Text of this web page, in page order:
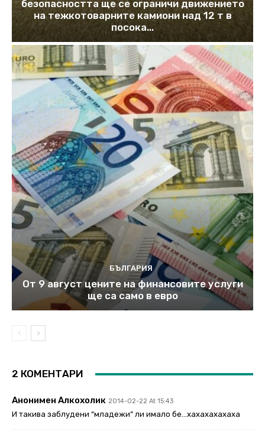
безопасността ще се ограничи движението
на тежкотоварните камиони над 12 т в
посока...
БЪЛГАРИЯ
От 9 август цените на финансовите услуги
ще са само в евро
2 КОМЕНТАРИ
Анонимен Алкохолик 2014-02-22 At 15:43
И такива заблудени “младежи” ли имало бе…хахахахахаха